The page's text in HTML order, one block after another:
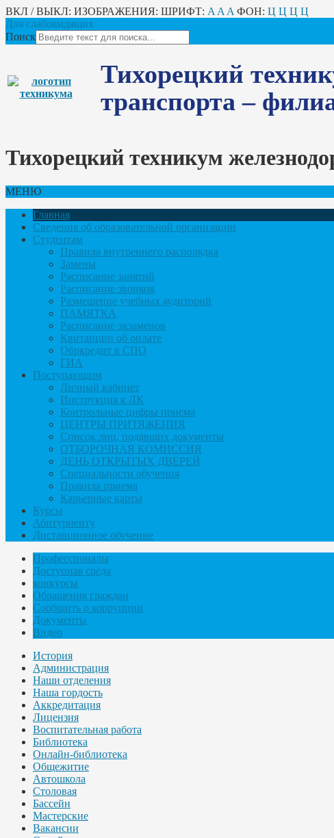
ВКЛ / ВЫКЛ: ИЗОБРАЖЕНИЯ: ШРИФТ: A A A ФОН: Ц Ц Ц Ц
Для слабовидящих
Поиск
Тихорецкий
транспорта –
Тихорецкий техникум
МЕНЮ
Главная
Сведения об образовательной организации
Студентам
Правила внутреннего распорядка
Замены
Расписание занятий
Расписание звонков
Размещение учебных аудиторий
ПАМЯТКА
Расписание экзаменов
Квитанции об оплате
Обркредит в СПО
ГИА
Поступающим
Личный кабинет
Инструкция к ЛК
Контрольные цифры приема
ЦЕНТРЫ ПРИТЯЖЕНИЯ
Список лиц, подавших документы
ОТБОРОЧНАЯ КОМИССИЯ
ДЕНЬ ОТКРЫТЫХ ДВЕРЕЙ
Специальности обучения
Правила приема
Карьерные карты
Курсы
Абитуриенту
Дистанционное обучение
Профессионалы
Доступная среда
конкурсы
Обращения граждан
Сообщить о коррупции
Документы
Видео
История
Администрация
Наши отделения
Наша гордость
Аккредитация
Лицензия
Воспитательная работа
Библиотека
Онлайн-библиотека
Общежитие
Автошкола
Столовая
Бассейн
Мастерские
Вакансии